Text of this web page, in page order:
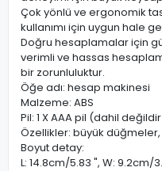
Çok yönlü ve ergonomik
kullanımı için uygun hale
Doğru hesaplamalar için
verimli ve hassas
bir zorunluluktur.
Öğe adı: hesap makinesi
Malzeme: ABS
Pil: 1 X AAA pil (dahil
Özellikler: büyük düğmeler,
Boyut detay:
L: 14.8cm/5.83 ", W: 9.2cm/